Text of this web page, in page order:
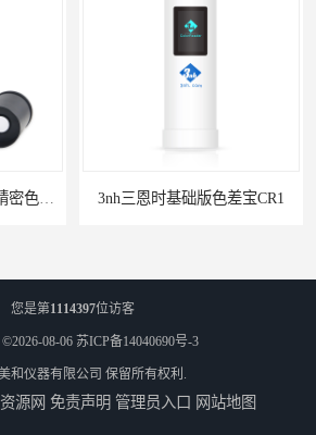
3nh三恩时基础版色差宝CR1
您是第1114397位访客
08-06 苏ICP备14040690号-3
和仪器有限公司 保留所有权利.
源网 免责声明 管理员入口 网站地图